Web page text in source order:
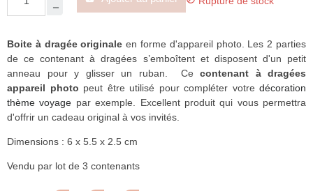
Boite à dragée originale en forme d'appareil photo. Les 2 parties
de ce contenant à dragées s’emboîtent et disposent d'un petit
anneau pour y glisser un ruban. Ce contenant à dragées
appareil photo peut être utilisé pour compléter votre décoration
thème voyage par exemple. Excellent produit qui vous permettra
d'offrir un cadeau original à vos invités.
Dimensions : 6 x 5.5 x 2.5 cm
Vendu par lot de 3 contenants